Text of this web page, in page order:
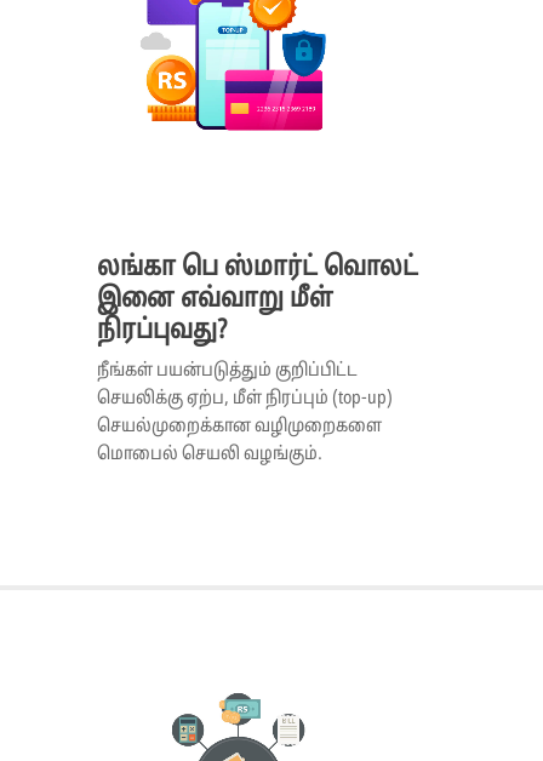
லங்கா பெ ஸ்மார்ட் வொலட்
இனை எவ்வாறு மீள்
நிரப்புவது?
நீங்கள் பயன்படுத்தும் குறிப்பிட்ட
செயலிக்கு ஏற்ப, மீள் நிரப்பும் (top-up)
செயல்முறைக்கான வழிமுறைகளை
மொபைல் செயலி வழங்கும்.